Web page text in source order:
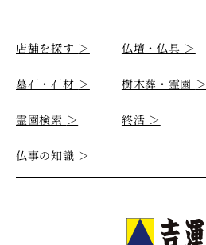
店舗を探す ＞ 仏壇・仏具 ＞
墓石・石材 ＞ 樹木葬・霊園 ＞
霊園検索 ＞ 終活 ＞
仏事の知識 ＞